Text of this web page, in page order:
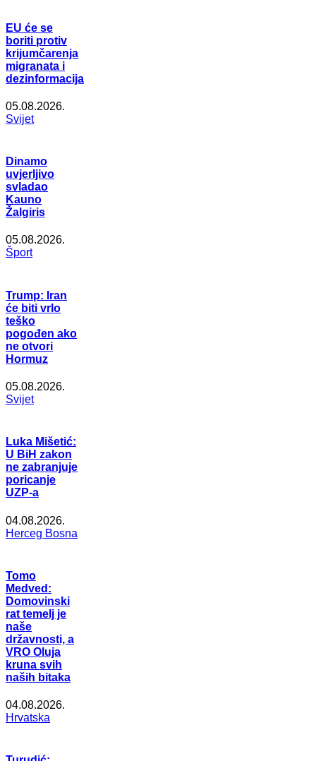
EU će se
boriti protiv
krijumčarenja
migranata i
dezinformacija
05.08.2026.
Svijet
Dinamo
uvjerljivo
svladao
Kauno
Žalgiris
05.08.2026.
Šport
Trump: Iran
će biti vrlo
teško
pogođen ako
ne otvori
Hormuz
05.08.2026.
Svijet
Luka Mišetić:
U BiH zakon
ne zabranjuje
poricanje
UZP-a
04.08.2026.
Herceg Bosna
Tomo
Medved:
Domovinski
rat temelj je
naše
državnosti, a
VRO Oluja
kruna svih
naših bitaka
04.08.2026.
Hrvatska